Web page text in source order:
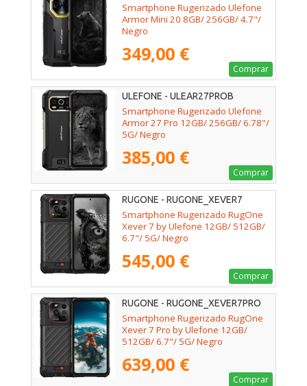
Smartphone Rugerizado Ulefone
Armor Mini 20 8GB/ 256GB/ 4.7"/
Negro
349,00 €
Comprar
ULEFONE - ULEAR27PROB
Smartphone Rugerizado Ulefone
Armor 27 Pro 12GB/ 256GB/ 6.78"/
5G/ Negro
385,00 €
Comprar
RUGONE - RUGONE_XEVER7
Smartphone Rugerizado RugOne
Xever 7 by Ulefone 12GB/ 512GB/
6.7"/ 5G/ Negro
545,00 €
Comprar
RUGONE - RUGONE_XEVER7PRO
Smartphone Rugerizado RugOne
Xever 7 Pro by Ulefone 12GB/
512GB/ 6.7"/ 5G/ Negro
639,00 €
Comprar